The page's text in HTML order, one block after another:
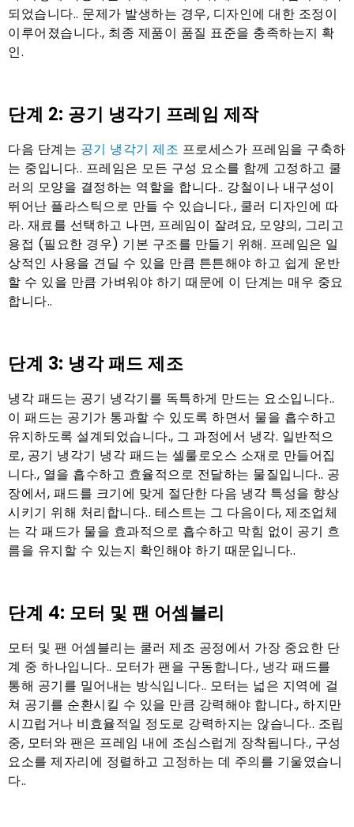
되었습니다.. 문제가 발생하는 경우, 디자인에 대한 조정이
이루어졌습니다., 최종 제품이 품질 표준을 충족하는지 확
인.
단계 2: 공기 냉각기 프레임 제작
다음 단계는 공기 냉각기 제조 프로세스가 프레임을 구축하
는 중입니다.. 프레임은 모든 구성 요소를 함께 고정하고 쿨
러의 모양을 결정하는 역할을 합니다.. 강철이나 내구성이
뛰어난 플라스틱으로 만들 수 있습니다., 쿨러 디자인에 따
라. 재료를 선택하고 나면, 프레임이 잘려요, 모양의, 그리고
용접 (필요한 경우) 기본 구조를 만들기 위해. 프레임은 일
상적인 사용을 견딜 수 있을 만큼 튼튼해야 하고 쉽게 운반
할 수 있을 만큼 가벼워야 하기 때문에 이 단계는 매우 중요
합니다..
단계 3: 냉각 패드 제조
냉각 패드는 공기 냉각기를 독특하게 만드는 요소입니다..
이 패드는 공기가 통과할 수 있도록 하면서 물을 흡수하고
유지하도록 설계되었습니다., 그 과정에서 냉각. 일반적으
로, 공기 냉각기 냉각 패드는 셀룰로오스 소재로 만들어집
니다., 열을 흡수하고 효율적으로 전달하는 물질입니다.. 공
장에서, 패드를 크기에 맞게 절단한 다음 냉각 특성을 향상
시키기 위해 처리합니다.. 테스트는 그 다음이다, 제조업체
는 각 패드가 물을 효과적으로 흡수하고 막힘 없이 공기 흐
름을 유지할 수 있는지 확인해야 하기 때문입니다..
단계 4: 모터 및 팬 어셈블리
모터 및 팬 어셈블리는 쿨러 제조 공정에서 가장 중요한 단
계 중 하나입니다.. 모터가 팬을 구동합니다., 냉각 패드를
통해 공기를 밀어내는 방식입니다.. 모터는 넓은 지역에 걸
쳐 공기를 순환시킬 수 있을 만큼 강력해야 합니다., 하지만
시끄럽거나 비효율적일 정도로 강력하지는 않습니다.. 조립
중, 모터와 팬은 프레임 내에 조심스럽게 장착됩니다., 구성
요소를 제자리에 정렬하고 고정하는 데 주의를 기울였습니
다..